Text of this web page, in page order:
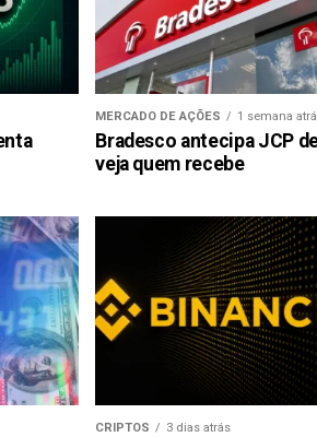
MERCADO DE AÇÕES 1 semana
Bradesco antecipa JCP
veja quem recebe
CRIPTOS 3 dias atrás